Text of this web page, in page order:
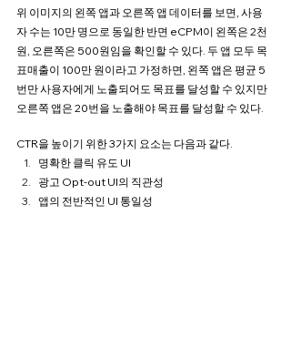
위 이미지의 왼쪽 앱과 오른쪽 앱 데이터를 보면, 사용
자 수는 10만 명으로 동일한 반면 eCPM이 왼쪽은 2천
원, 오른쪽은 500원임을 확인할 수 있다. 두 앱 모두 목
표매출이 100만 원이라고 가정하면, 왼쪽 앱은 평균 5
번만 사용자에게 노출되어도 목표를 달성할 수 있지만
오른쪽 앱은 20번을 노출해야 목표를 달성할 수 있다.
CTR을 높이기 위한 3가지 요소는 다음과 같다.
명확한 클릭 유도 UI
광고 Opt-out UI의 직관성
앱의 전반적인 UI 통일성